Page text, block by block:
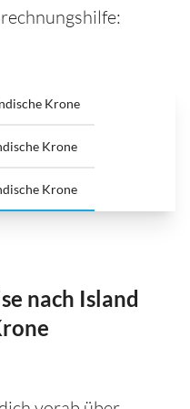
Krone
Krone
Krone
nach Island